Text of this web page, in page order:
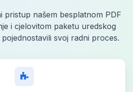
pristup našem besplatnom PDF
i cjelovitom paketu uredskog
svoj radni proces.